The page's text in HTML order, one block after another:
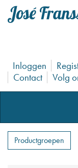
Inloggen
Contact
Volg
Productgroepen